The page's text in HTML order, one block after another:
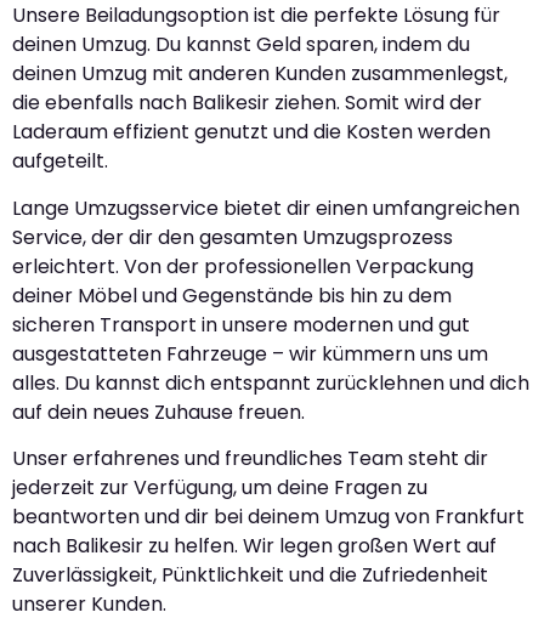
Unsere Beiladungsoption ist die perfekte Lösung für
deinen Umzug. Du kannst Geld sparen, indem du
deinen Umzug mit anderen Kunden zusammenlegst,
die ebenfalls nach Balikesir ziehen. Somit wird der
Laderaum effizient genutzt und die Kosten werden
aufgeteilt.
Lange Umzugsservice bietet dir einen umfangreichen
Service, der dir den gesamten Umzugsprozess
erleichtert. Von der professionellen Verpackung
deiner Möbel und Gegenstände bis hin zu dem
sicheren Transport in unsere modernen und gut
ausgestatteten Fahrzeuge – wir kümmern uns um
alles. Du kannst dich entspannt zurücklehnen und dich
auf dein neues Zuhause freuen.
Unser erfahrenes und freundliches Team steht dir
jederzeit zur Verfügung, um deine Fragen zu
beantworten und dir bei deinem Umzug von Frankfurt
nach Balikesir zu helfen. Wir legen großen Wert auf
Zuverlässigkeit, Pünktlichkeit und die Zufriedenheit
unserer Kunden.